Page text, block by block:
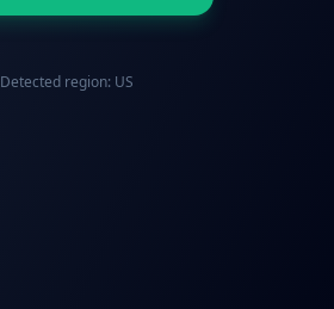
Detected region: US